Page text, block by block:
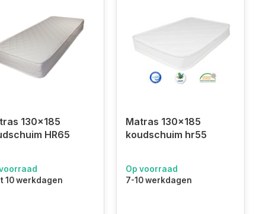
130x185
HR65
10 werkdagen
Matras 130x185
koudschuim hr55
Op voorraad
7-10 werkdagen